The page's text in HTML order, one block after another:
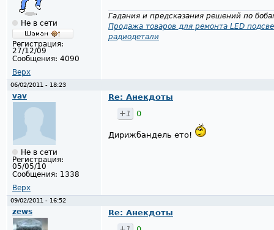
Не в сети
Регистрация:
27/12/09
Сообщения: 4090
Верх
Гадания и предсказания решений по
Продажа товаров для ремонта LED
радиодетали
06/02/2011 - 18:23
vav
Не в сети
Регистрация:
05/05/10
Сообщения: 1338
Верх
Re: Анекдоты
+1
0
Дирижбандель ето!
09/02/2011 - 16:52
zews
Re: Анекдоты